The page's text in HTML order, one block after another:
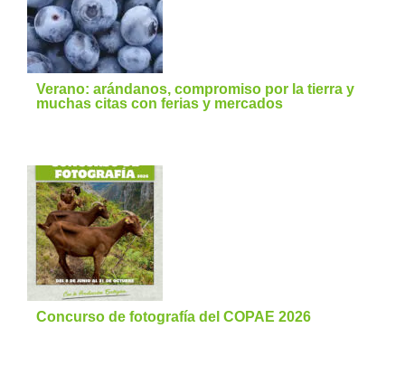
Verano: arándanos, compromiso por la tierra y
muchas citas con ferias y mercados
Concurso de fotografía del COPAE 2026